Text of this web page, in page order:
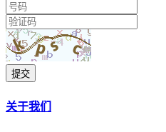
提交
关于我们